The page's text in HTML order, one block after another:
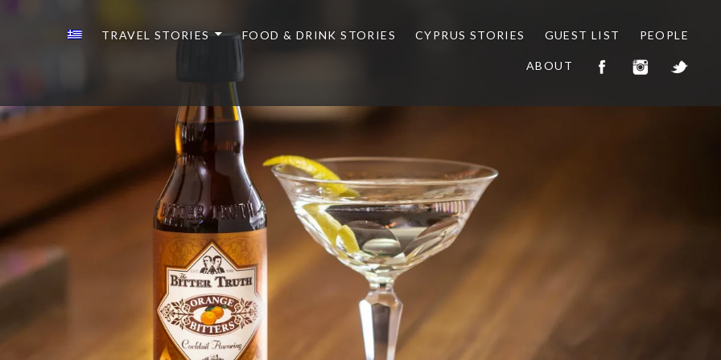
TRAVEL STORIES FOOD & DRINK STORIES CYPRUS STORIES GUEST LIST PEOPLE
ABOUT